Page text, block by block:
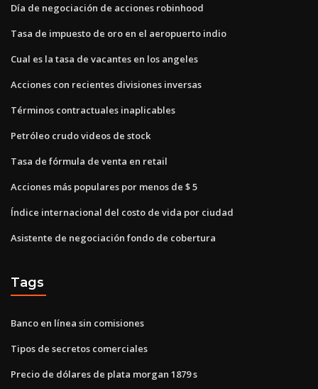
Día de negociación de acciones robinhood
Tasa de impuesto de oro en el aeropuerto indio
Cual es la tasa de vacantes en los angeles
Acciones con recientes divisiones inversas
Términos contractuales inaplicables
Petróleo crudo videos de stock
Tasa de fórmula de venta en retail
Acciones más populares por menos de $ 5
Índice internacional del costo de vida por ciudad
Asistente de negociación fondo de cobertura
Tags
Banco en línea sin comisiones
Tipos de secretos comerciales
Precio de dólares de plata morgan 1879 s